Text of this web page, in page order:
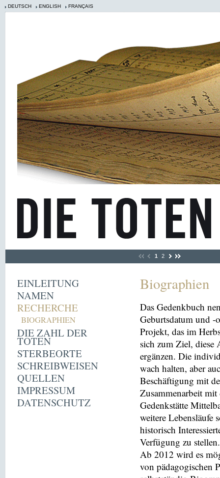
DEUTSCH ENGLISH FRANÇAIS
1 2
EINLEITUNG
NAMEN
RECHERCHE
BIOGRAPHIEN
DIE ZAHL DER
TOTEN
STERBEORTE
SCHREIBWEISEN
QUELLEN
IMPRESSUM
DATENSCHUTZ
Biographien
Das Gedenkbuch
Geburtsdatum und -
Projekt, das im
sich zum Ziel, diese
ergänzen. Die
wach halten, aber
Beschäftigung mit
Zusammenarbeit
Gedenkstätte
weitere Lebensläufe
historisch
Verfügung zu stellen.
Ab 2012 wird es
von pädagogischen